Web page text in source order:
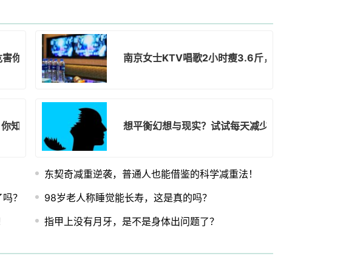
你知道吗！ 南京女士KTV唱歌2小时瘦3.6斤，唱歌减肥靠谱吗？
知道吗？ 想平衡幻想与现实？试试每天减少10分钟幻想！
东契奇减重逆袭，普通人也能借鉴的科学减重法！
？
98岁老人称睡觉能长寿，这是真的吗？
指甲上没有月牙，是不是身体出问题了？